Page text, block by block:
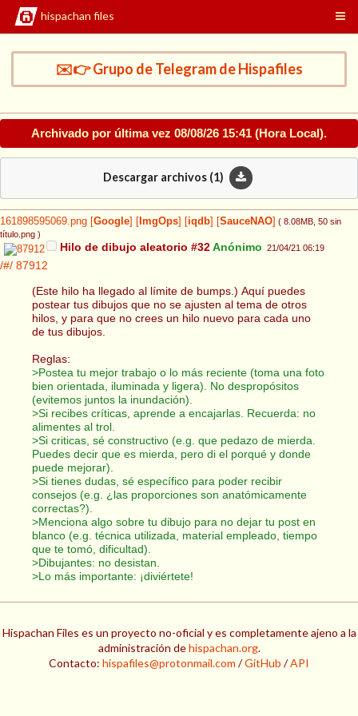
hispachan files
✉️👉 Grupo de Telegram de Hispafiles
Archivado por última vez 08/08/26 15:41 (Hora Local).
Descargar archivos (1)
161898595069.png Google ImgOps iqdb SauceNAO ( 8.08MB , 50 sin
título.png )
Hilo de dibujo aleatorio #32Anónimo 21/04/21 06:19
/#/ 87912
(Este hilo ha llegado al límite de bumps.) Aquí puedes
postear tus dibujos que no se ajusten al tema de otros
hilos, y para que no crees un hilo nuevo para cada uno
de tus dibujos.
Reglas:
>Postea tu mejor trabajo o lo más reciente (toma una foto
bien orientada, iluminada y ligera). No despropósitos
(evitemos juntos la inundación).
>Si recibes críticas, aprende a encajarlas. Recuerda: no
alimentes al trol.
>Si criticas, sé constructivo (e.g. que pedazo de mierda.
Puedes decir que es mierda, pero di el porqué y donde
puede mejorar).
>Si tienes dudas, sé específico para poder recibir
consejos (e.g. ¿las proporciones son anatómicamente
correctas?).
>Menciona algo sobre tu dibujo para no dejar tu post en
blanco (e.g. técnica utilizada, material empleado, tiempo
que te tomó, dificultad).
>Dibujantes: no desistan.
>Lo más importante: ¡diviértete!
Hispachan Files es un proyecto no-oficial y es completamente ajeno a la
administración dehispachan.org.
Contacto: hispafiles@protonmail.com /GitHub /API